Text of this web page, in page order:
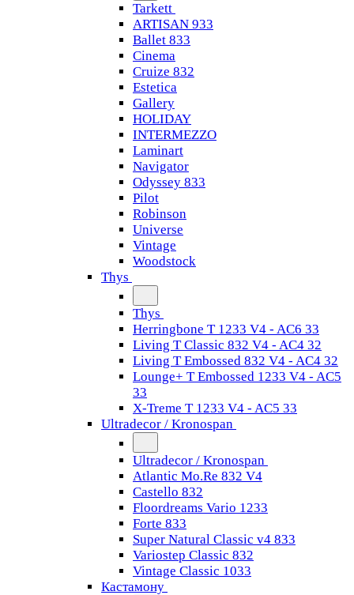
Tarkett
ARTISAN 933
Ballet 833
Cinema
Cruize 832
Estetica
Gallery
HOLIDAY
INTERMEZZO
Laminart
Navigator
Odyssey 833
Pilot
Robinson
Universe
Vintage
Woodstock
Thys
Thys
Herringbone T 1233 V4 - AC6 33
Living T Classic 832 V4 - AC4 32
Living T Embossed 832 V4 - AC4 32
Lounge+ T Embossed 1233 V4 - AC5
33
X-Treme T 1233 V4 - AC5 33
Ultradecor / Kronospan
Ultradecor / Kronospan
Atlantic Mo.Re 832 V4
Castello 832
Floordreams Vario 1233
Forte 833
Super Natural Classic v4 833
Variostep Classic 832
Vintage Classic 1033
Кастамону